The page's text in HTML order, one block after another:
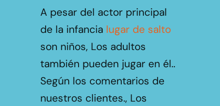
A pesar del actor principal
de la infancia lugar de salto
son niños, Los adultos
también pueden jugar en él..
Según los comentarios de
nuestros clientes., Los